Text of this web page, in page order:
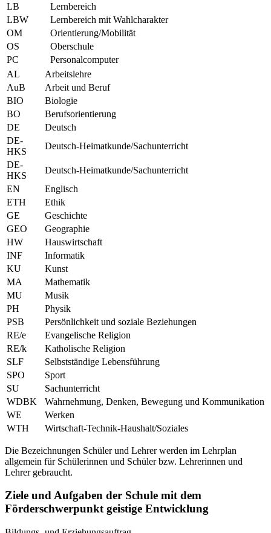
LB
Lernbereich
LBW
Lernbereich mit Wahlcharakter
OM
Orientierung/Mobilität
OS
Oberschule
PC
Personalcomputer
AL
Arbeitslehre
AuB
Arbeit und Beruf
BIO
Biologie
BO
Berufsorientierung
DE
Deutsch
DE-
HKS
Deutsch-Heimatkunde/Sachunterricht
DE-
HKS
Deutsch-Heimatkunde/Sachunterricht
EN
Englisch
ETH
Ethik
GE
Geschichte
GEO
Geographie
HW
Hauswirtschaft
INF
Informatik
KU
Kunst
MA
Mathematik
MU
Musik
PH
Physik
PSB
Persönlichkeit und soziale Beziehungen
RE/e
Evangelische Religion
RE/k
Katholische Religion
SLF
Selbstständige Lebensführung
SPO
Sport
SU
Sachunterricht
WDBK
Wahrnehmung, Denken, Bewegung und Kommunikation
WE
Werken
WTH
Wirtschaft-Technik-Haushalt/Soziales
Die Bezeichnungen Schüler und Lehrer werden im Lehrplan
allgemein für Schülerinnen und Schüler bzw. Lehrerinnen und
Lehrer gebraucht.
Ziele und Aufgaben der Schule mit dem
Förderschwerpunkt geistige Entwicklung